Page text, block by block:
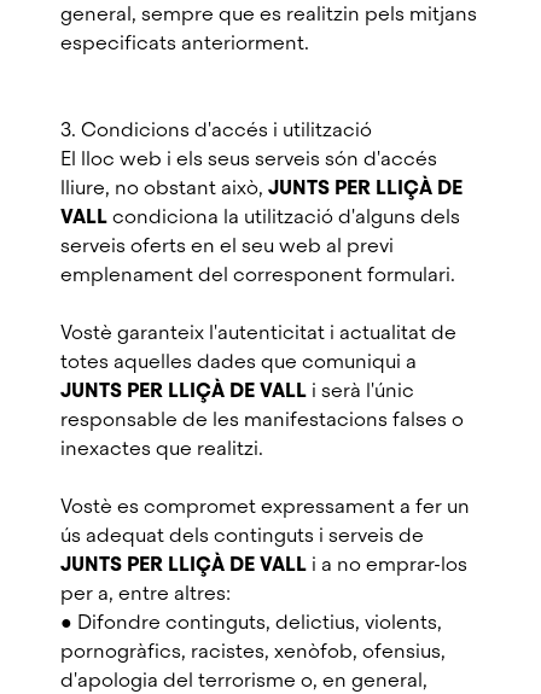
general, sempre que es realitzin pels mitjans
especificats anteriorment.
3. Condicions d'accés i utilització
El lloc web i els seus serveis són d'accés
lliure, no obstant això, JUNTS PER LLIÇÀ DE
VALLcondiciona la utilització d'alguns dels
serveis oferts en el seu web al previ
emplenament del corresponent formulari.
Vostè garanteix l'autenticitat i actualitat de
totes aquelles dades que comuniqui a
JUNTS PER LLIÇÀ DE VALL i serà l'únic
responsable de les manifestacions falses o
inexactes que realitzi.
Vostè es compromet expressament a fer un
ús adequat dels continguts i serveis de
JUNTS PER LLIÇÀ DE VALL i a no emprar-los
per a, entre altres:
● Difondre continguts, delictius, violents,
pornogràfics, racistes, xenòfob, ofensius,
d'apologia del terrorisme o, en general,